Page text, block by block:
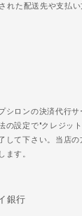
れた配送先や支払
シロンの決済代行サ
の設定で"クレジッ
して下さい。当店
ます。
銀行